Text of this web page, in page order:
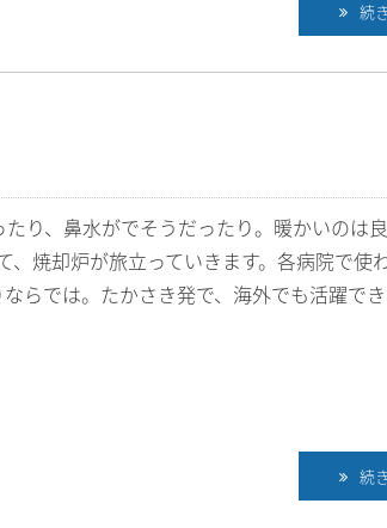
続
り、鼻水がでそうだったり。暖かいのは
焼却炉が旅立っていきます。各病院で使
らでは。たかさき発で、海外でも活躍で
続